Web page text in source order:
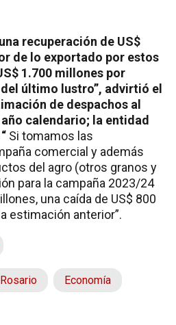
recuperación de US$
de lo exportado por estos
1.700 millones por
último lustro”, advirtió el
de despachos al
calendario; la entidad
Si tomamos las
comercial y además
del agro (otros granos y
para la campaña 2023/24
una caída de US$ 800
estimación anterior”.
Economía